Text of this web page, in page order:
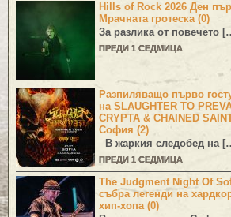
Hills of Rock 2026 Ден
Мрачната гротеска (0)
За разлика от повечето
ПРЕДИ 1 СЕДМИЦА
Разпиляващо първо
на SLAUGHTER TO
CRYPTA & CHAINED
София (2)
В жаркия следобед на
ПРЕДИ 1 СЕДМИЦА
The Judgment Night Of
събра легенди на
хип-хопа (0)